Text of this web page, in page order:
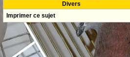
Divers
Imprimer ce sujet